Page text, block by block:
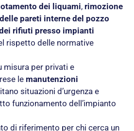
dei liquami, rimozione
pareti interne del pozzo
rifiuti presso impianti
rispetto delle normative
misura per privati e
le manutenzioni
situazioni d’urgenza e
funzionamento dell’impianto
di riferimento per chi cerca un